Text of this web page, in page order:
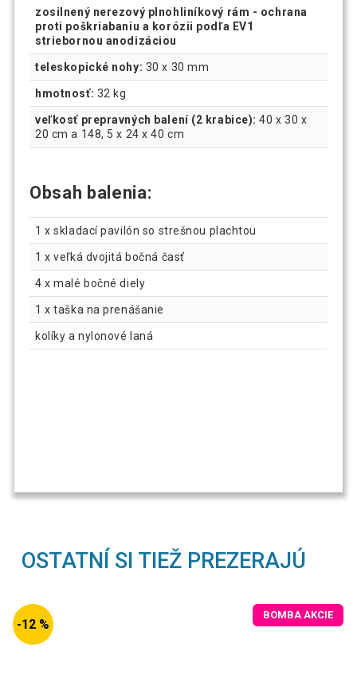
zosilnený nerezový plnohliníkový rám - ochrana
proti poškriabaniu a korózii podľa EV1
striebornou anodizáciou
teleskopické nohy: 30 x 30 mm
hmotnosť: 32 kg
veľkosť prepravných balení (2 krabice): 40 x 30 x
20 cm a 148, 5 x 24 x 40 cm
Obsah balenia:
1 x skladací pavilón so strešnou plachtou
1 x veľká dvojitá bočná časť
4 x malé bočné diely
1 x taška na prenášanie
kolíky a nylonové laná
OSTATNÍ SI TIEŽ PREZERAJÚ
-12 %
BOMBA AKCIE